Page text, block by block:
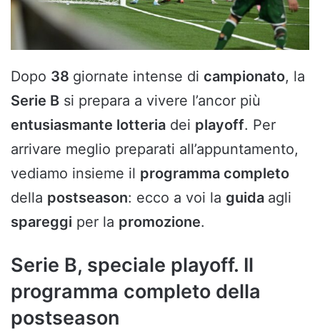
Dopo 38 giornate intense di campionato, la
Serie B si prepara a vivere l’ancor più
entusiasmante lotteria dei playoff. Per
arrivare meglio preparati all’appuntamento,
vediamo insieme il programma completo
della postseason: ecco a voi la guida agli
spareggi per la promozione.
Serie B, speciale playoff. Il
programma completo della
postseason